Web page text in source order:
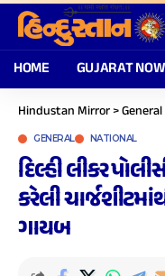
HOME GUJARAT NOW
Hindustan Mirror>General
GENERAL NATIONAL
દિલ્હી લીકર
કરેલી
ગાયબ